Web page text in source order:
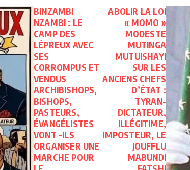
BINZAMBI
NZAMBI : LE
CAMP DES
LÉPREUX AVEC
SES
CORROMPUS ET
VENDUS
ARCHIBISHOPS,
BISHOPS,
PASTEURS,
ÉVANGÉLISTES
VONT -ILS
ORGANISER UNE
MARCHE POUR
ABOLIR LA LOI
« MOMO »
MODESTE
MUTINGA
MUTUISHAYI
SUR LES
ANCIENS CHEFS
D’ÉTAT :
TYRAN-
DICTATEUR,
ILLÉGITIME,
IMPOSTEUR, LE
JOUFFLU
MABUNDI